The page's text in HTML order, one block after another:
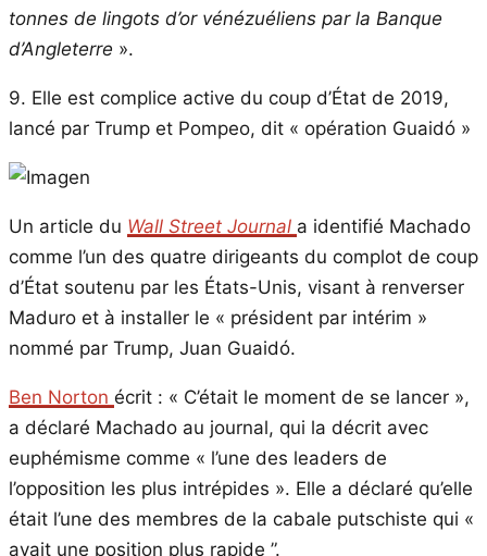
tonnes de lingots d’or vénézuéliens par la Banque
d’Angleterre ».
9. Elle est complice active du coup d’État de 2019,
lancé par Trump et Pompeo, dit « opération Guaidó »
Un article du Wall Street Journal a identifié Machado
comme l’un des quatre dirigeants du complot de coup
d’État soutenu par les États-Unis, visant à renverser
Maduro et à installer le « président par intérim »
nommé par Trump, Juan Guaidó.
Ben Norton écrit : « C’était le moment de se lancer »,
a déclaré Machado au journal, qui la décrit avec
euphémisme comme « l’une des leaders de
l’opposition les plus intrépides ». Elle a déclaré qu’elle
était l’une des membres de la cabale putschiste qui «
avait une position plus rapide ”.